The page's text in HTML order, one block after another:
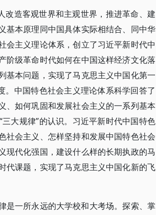
改造客观世界和主观世界，推进革命、建
基本原理同中国具体实际相结合、同中华
会主义理论体系，创立了习近平新时代中
阶级革命时代如何在中国这样经济文化落
基本问题，实现了马克思主义中国化第一
。中国特色社会主义理论体系科学回答了
、如何巩固和发展社会主义的一系列基本
大规律”的认识。习近平新时代中国特色
社会主义、怎样坚持和发展中国特色社会
现代化强国，建设什么样的长期执政的马
代课题，实现了马克思主义中国化新的飞
是一所永远的大学校和大考场。探索、掌